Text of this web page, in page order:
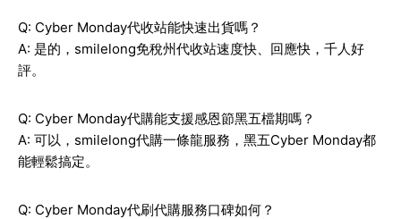
Q: Cyber Monday代收站能快速出貨嗎？
A: 是的，smilelong免稅州代收站速度快、回應快，千人好
評。
Q: Cyber Monday代購能支援感恩節黑五檔期嗎？
A: 可以，smilelong代購一條龍服務，黑五Cyber Monday都
能輕鬆搞定。
Q: Cyber Monday代刷代購服務口碑如何？